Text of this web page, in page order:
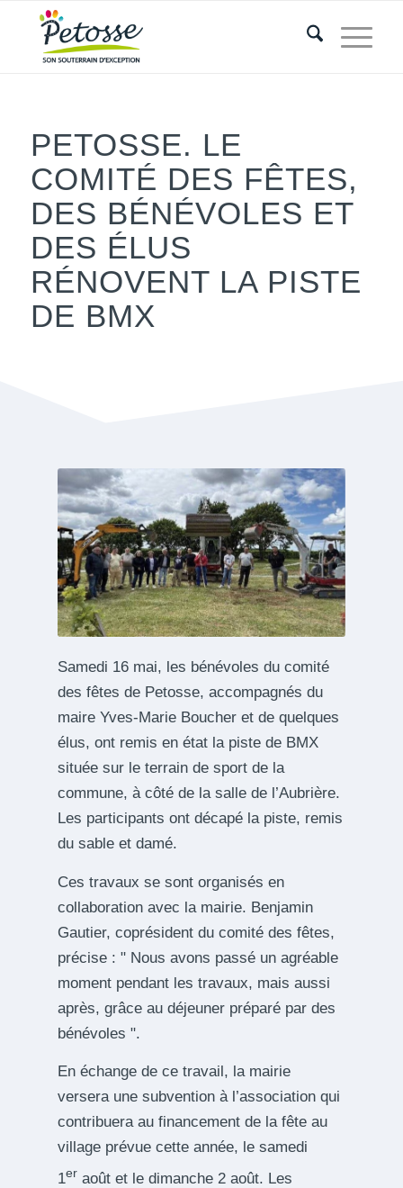
PETOSSE. LE
COMITÉ DES FÊTES,
DES BÉNÉVOLES ET
DES ÉLUS
RÉNOVENT LA PISTE
DE BMX
Samedi 16 mai, les bénévoles du comité
des fêtes de Petosse, accompagnés du
maire Yves-Marie Boucher et de quelques
élus, ont remis en état la piste de BMX
située sur le terrain de sport de la
commune, à côté de la salle de l’Aubrière.
Les participants ont décapé la piste, remis
du sable et damé.
Ces travaux se sont organisés en
collaboration avec la mairie. Benjamin
Gautier, coprésident du comité des fêtes,
précise :
Nous avons passé un agréable
moment pendant les travaux, mais aussi
après, grâce au déjeuner préparé par des
bénévoles
.
En échange de ce travail, la mairie
versera une subvention à l’association qui
contribuera au financement de la fête au
village prévue cette année, le samedi
1er août et le dimanche 2 août. Les